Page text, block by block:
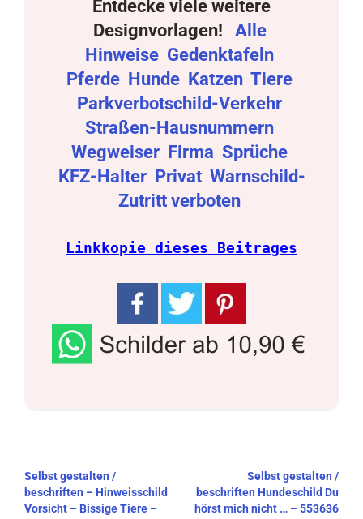
Entdecke viele weitere
Designvorlagen!
Alle
Hinweise Gedenktafeln
Pferde Hunde Katzen Tiere
Parkverbotschild-Verkehr
Straßen-Hausnummern
Wegweiser Firma Sprüche
KFZ-Halter Privat Warnschild-
Zutritt verboten
Linkkopie dieses Beitrages
Beitragsnavigation
Selbst gestalten /
beschriften – Hinweisschild
Vorsicht – Bissige Tiere –
Selbst gestalten /
beschriften Hundeschild Du
hörst mich nicht … – 553636